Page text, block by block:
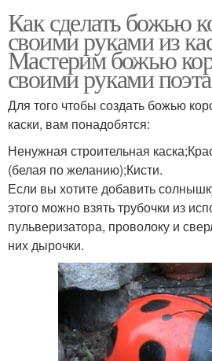
Как сделать божью
своими руками из
Мастерим божью
своими руками
Для того чтобы создать божью
каски, вам понадобятся:
Ненужная строительная
(белая по желанию);Кисти.
Если вы хотите добавить
этого можно взять трубочки из
пульверизатора, проволоку и
них дырочки.